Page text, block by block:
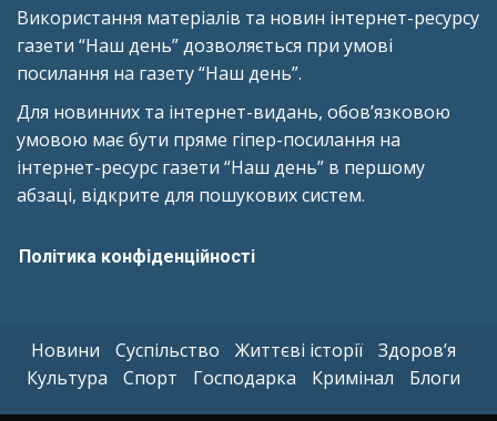
Використання матеріалів та новин інтернет-ресурсу
газети “Наш день” дозволяється при умові
посилання на газету “Наш день”.
Для новинних та інтернет-видань, обов’язковою
умовою має бути пряме гіпер-посилання на
інтернет-ресурс газети “Наш день” в першому
абзаці, відкрите для пошукових систем.
Політика конфіденційності
Новини Суспільство Життєві історії
Здоров’я
Культура
Спорт Господарка Кримінал Блоги